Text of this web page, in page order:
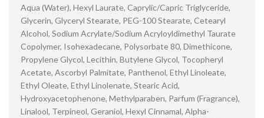
Aqua (Water), Hexyl Laurate, Caprylic/Capric Triglyceride,
Glycerin, Glyceryl Stearate, PEG-100 Stearate, Cetearyl
Alcohol, Sodium Acrylate/Sodium Acryloyldimethyl Taurate
Copolymer, Isohexadecane, Polysorbate 80, Dimethicone,
Propylene Glycol, Lecithin, Butylene Glycol, Tocopheryl
Acetate, Ascorbyl Palmitate, Panthenol, Ethyl Linoleate,
Ethyl Oleate, Ethyl Linolenate, Stearic Acid,
Hydroxyacetophenone, Methylparaben, Parfum (Fragrance),
Linalool, Terpineol, Geraniol, Hexyl Cinnamal, Alpha-